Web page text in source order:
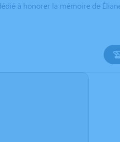
à honorer la mémoire de Éliane